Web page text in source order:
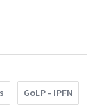
GoLP - IPFN